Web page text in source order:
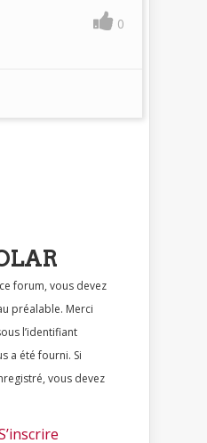
0
préalable. Merci
l’identifiant
Si
vous devez